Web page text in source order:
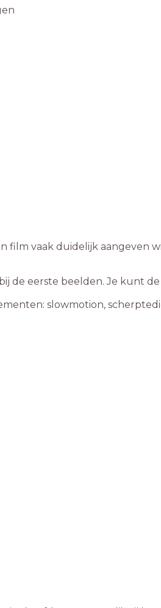
film vaak duidelijk aangeven
de eerste beelden. Je kunt
slowmotion,